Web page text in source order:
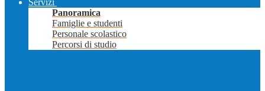
Servizi
Panoramica
Famiglie e studenti
Personale scolastico
Percorsi di studio